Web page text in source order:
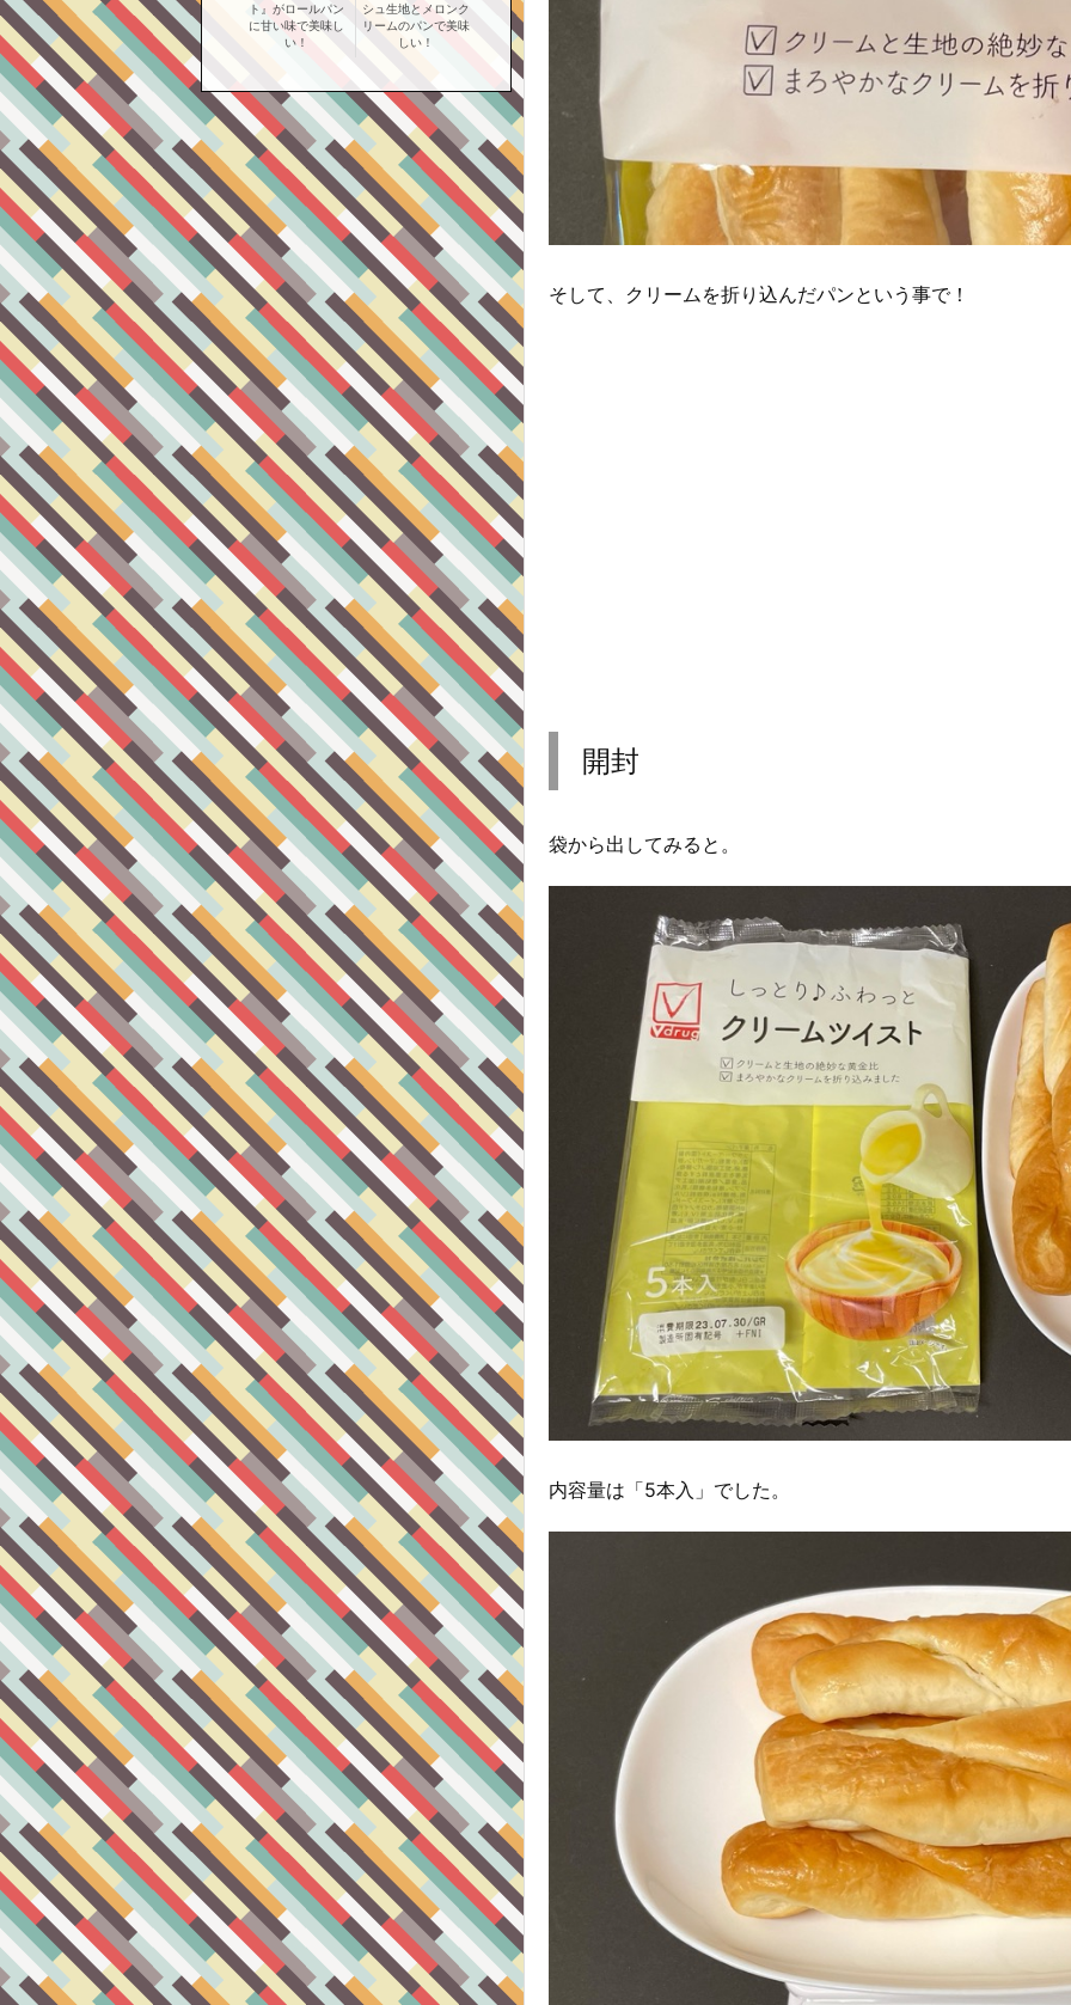
そして、クリームを折り込んだパンという事で！
開封
袋から出してみると。
内容量は「5本入」でした。
ト』がロールパン
に甘い味で美味し
い！
シュ生地とメロンク
リームのパンで美味
しい！